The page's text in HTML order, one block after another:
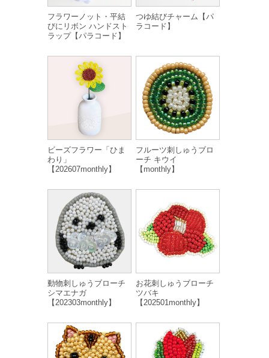
フラワーノット・平結
びにリボン ハンドスト
ラップ【パラコード】
つゆ結びチャーム【パ
ラコード】
ビーズフラワー「ひま
わり」
【202607monthly】
フルーツ刺しゅうブロ
ーチ キウイ
【monthly】
動物刺しゅうブローチ
シマエナガ
【202303monthly】
お花刺しゅうブローチ
ツバキ
【202501monthly】